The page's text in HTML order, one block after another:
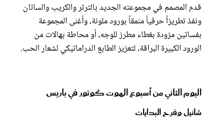
قدم المصمم في مجموعته الجديد بالترتر والكريب والساتان
ونفذ تطريزاً حرفياً منمقاً بورود ملونة، وأغنى المجموعة
بفساتين مزودة بغطاء مطرز للوجه، أو محاطة بهالات من
الورود الكبيرة البراقة، لتعزيز الطابع الدراماتيكي لشعار الحب.
اليوم الثاني من أسبوع الهوت كوتور في باريس
شانيل وفرح البدايات